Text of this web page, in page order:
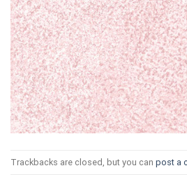
Trackbacks are closed, but you can post a
× ТОЗИ
САЙТ
ИЗПОЛЗВА
ПОВЕЧЕ